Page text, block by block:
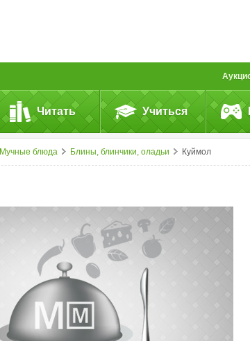
Читать Учиться
Мучные блюда Блины, блинчики, оладьи Куймол